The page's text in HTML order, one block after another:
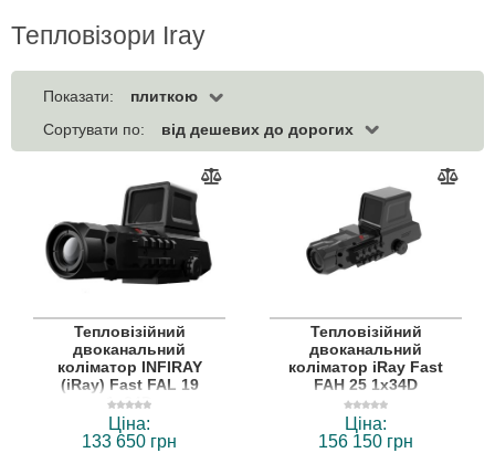
Тепловізори Iray
Показати:
плиткою
Сортувати по:
від дешевих до дорогих
Тепловізійний
двоканальний
коліматор INFIRAY
(iRay) Fast FAL 19
1x34D
Ціна:
133 650 грн
Тепловізійний
двоканальний
коліматор iRay Fast
FAH 25 1x34D
Ціна:
156 150 грн